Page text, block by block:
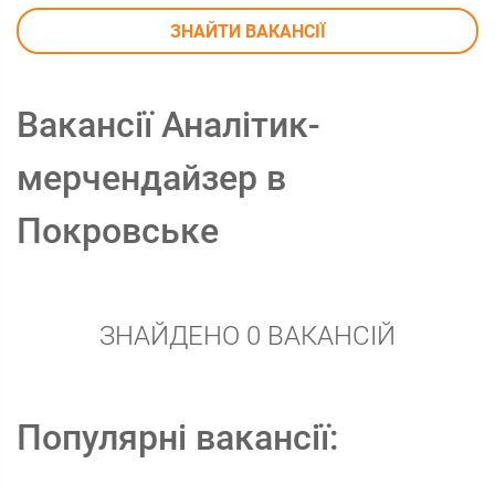
ЗНАЙТИ ВАКАНСІЇ
Вакансії Аналітик-
мерчендайзер в
Покровське
ЗНАЙДЕНО 0 ВАКАНСІЙ
Популярні вакансії: